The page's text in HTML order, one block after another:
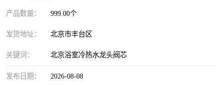
产品数量： 999.00个
发货地址： 北京市丰台区
关键词： 北京浴室冷热水龙头阀芯
发布日期： 2026-08-08